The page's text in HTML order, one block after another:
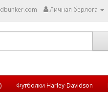
Личная берлога
Футболки Harley-Davidson